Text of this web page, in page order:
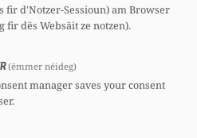
d'intégration, en
du niveau A2
estime-t-il que l'offre
effectivement aux
dans un parcours
fir d'Notzer-Sessioun) am Browser
fir dës Websäit ze notzen).
(ëmmer néideg)
manager saves your consent